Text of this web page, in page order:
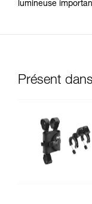
lumineuse
Présent